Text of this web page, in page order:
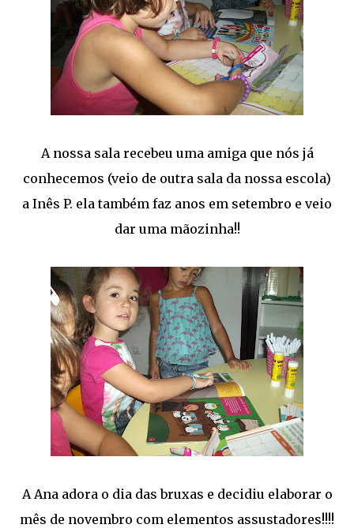
A nossa sala recebeu uma amiga que nós já
conhecemos (veio de outra sala da nossa escola)
a Inês P. ela também faz anos em setembro e veio
dar uma mãozinha!!
A Ana adora o dia das bruxas e decidiu elaborar o
mês de novembro com elementos assustadores!!!!